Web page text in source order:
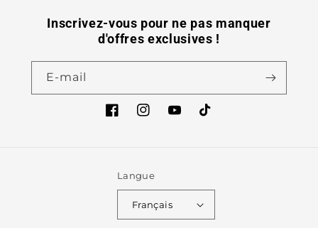
Inscrivez-vous pour ne pas manquer
d'offres exclusives !
E-mail
FacebookInstagramYouTubeTikTok
Langue
Français